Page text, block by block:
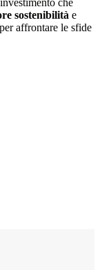
che
sostenibilità e
affrontare le sfide